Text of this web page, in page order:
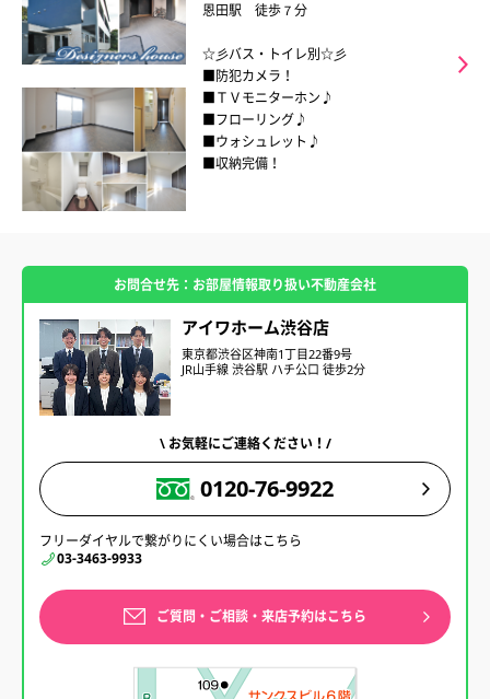
恩田駅 徒歩７分
☆彡バス・トイレ別☆彡
■防犯カメラ！
■ＴＶモニターホン♪
■フローリング♪
■ウォシュレット♪
■収納完備！
お問合せ先：お部屋情報取り扱い不動産会社
アイワホーム渋谷店
東京都渋谷区神南1丁目22番9号
JR山手線 渋谷駅 ハチ公口 徒歩2分
\ お気軽にご連絡ください！/
0120-76-9922
フリーダイヤルで繋がりにくい場合はこちら
03-3463-9933
ご質問・ご相談・来店予約はこちら